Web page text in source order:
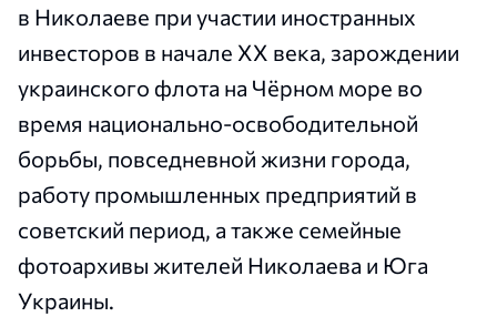
в Николаеве при участии иностранных
инвесторов в начале ХХ века, зарождении
украинского флота на Чёрном море во
время национально-освободительной
борьбы, повседневной жизни города,
работу промышленных предприятий в
советский период, а также семейные
фотоархивы жителей Николаева и Юга
Украины.